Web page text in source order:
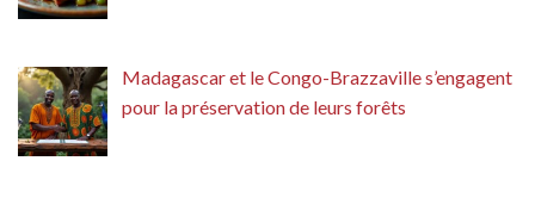
Madagascar et le Congo-Brazzaville s’engagent
pour la préservation de leurs forêts